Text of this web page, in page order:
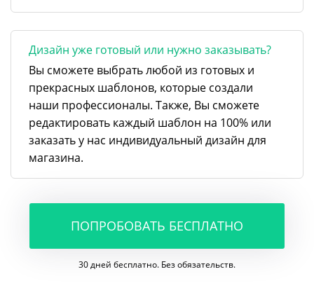
Дизайн уже готовый или нужно заказывать?
Вы сможете выбрать любой из готовых и
прекрасных шаблонов, которые создали
наши профессионалы. Также, Вы сможете
редактировать каждый шаблон на 100% или
заказать у нас индивидуальный дизайн для
магазина.
ПОПРОБОВАТЬ БЕСПЛАТНО
30 дней бесплатно. Без обязательств.